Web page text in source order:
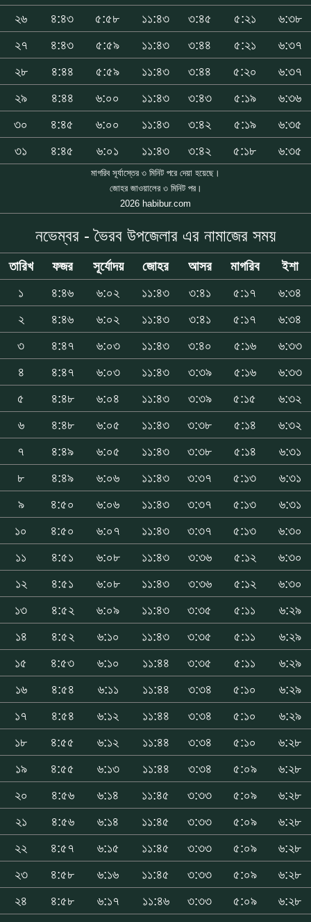
২৬
৪:৪৩ ৫:৫৮ ১১:৪৩ ৩:৪৫ ৫:২১
৬:৩৮
২৭
৪:৪৩ ৫:৫৯ ১১:৪৩ ৩:৪৪ ৫:২১
৬:৩৭
২৮
৪:৪৪ ৫:৫৯ ১১:৪৩ ৩:৪৪ ৫:২০
৬:৩৭
২৯
৪:৪৪ ৬:০০ ১১:৪৩ ৩:৪৩ ৫:১৯
৬:৩৬
৩০
৪:৪৫ ৬:০০ ১১:৪৩ ৩:৪২ ৫:১৯
৬:৩৫
৩১
৪:৪৫ ৬:০১ ১১:৪৩ ৩:৪২ ৫:১৮ ৬:৩৫
মাগরিব সূর্যাস্তের ৩ মিনিট পরে দেয়া হয়েছে।
জোহর জাওয়ালের ৩ মিনিট পর।
2026 habibur.com
নভেম্বর - ভৈরব উপজেলার এর নামাজের সময়
তারিখ ফজর সূর্যোদয় জোহর আসর মাগরিব
ইশা
১
৪:৪৬ ৬:০২ ১১:৪৩ ৩:৪১ ৫:১৭
৬:৩৪
২
৪:৪৬ ৬:০২ ১১:৪৩ ৩:৪১ ৫:১৭
৬:৩৪
৩
৪:৪৭ ৬:০৩ ১১:৪৩ ৩:৪০ ৫:১৬
৬:৩৩
৪
৪:৪৭ ৬:০৩ ১১:৪৩ ৩:৩৯ ৫:১৬
৬:৩৩
৫
৪:৪৮ ৬:০৪ ১১:৪৩ ৩:৩৯ ৫:১৫
৬:৩২
৬
৪:৪৮ ৬:০৫ ১১:৪৩ ৩:৩৮ ৫:১৪
৬:৩২
৭
৪:৪৯ ৬:০৫ ১১:৪৩ ৩:৩৮ ৫:১৪
৬:৩১
৮
৪:৪৯ ৬:০৬ ১১:৪৩ ৩:৩৭ ৫:১৩
৬:৩১
৯
৪:৫০ ৬:০৬ ১১:৪৩ ৩:৩৭ ৫:১৩
৬:৩১
১০
৪:৫০ ৬:০৭ ১১:৪৩ ৩:৩৭ ৫:১৩
৬:৩০
১১
৪:৫১ ৬:০৮ ১১:৪৩ ৩:৩৬ ৫:১২
৬:৩০
১২
৪:৫১ ৬:০৮ ১১:৪৩ ৩:৩৬ ৫:১২
৬:৩০
১৩
৪:৫২ ৬:০৯ ১১:৪৩ ৩:৩৫ ৫:১১
৬:২৯
১৪
৪:৫২ ৬:১০ ১১:৪৩ ৩:৩৫ ৫:১১
৬:২৯
১৫
৪:৫৩ ৬:১০ ১১:৪৪ ৩:৩৫ ৫:১১
৬:২৯
১৬
৪:৫৪ ৬:১১ ১১:৪৪ ৩:৩৪ ৫:১০
৬:২৯
১৭
৪:৫৪ ৬:১২ ১১:৪৪ ৩:৩৪ ৫:১০
৬:২৯
১৮
৪:৫৫ ৬:১২ ১১:৪৪ ৩:৩৪ ৫:১০
৬:২৮
১৯
৪:৫৫ ৬:১৩ ১১:৪৪ ৩:৩৪ ৫:০৯
৬:২৮
২০
৪:৫৬ ৬:১৪ ১১:৪৫ ৩:৩৩ ৫:০৯
৬:২৮
২১
৪:৫৬ ৬:১৪ ১১:৪৫ ৩:৩৩ ৫:০৯
৬:২৮
২২
৪:৫৭ ৬:১৫ ১১:৪৫ ৩:৩৩ ৫:০৯
৬:২৮
২৩
৪:৫৮ ৬:১৬ ১১:৪৫ ৩:৩৩ ৫:০৯
৬:২৮
২৪
৪:৫৮ ৬:১৭ ১১:৪৬ ৩:৩৩ ৫:০৯
৬:২৮